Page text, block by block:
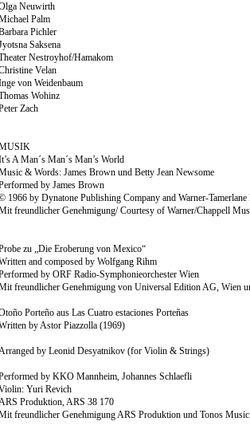
Neuwirth
Palm
Pichler
Saksena
Nestroyhof/Hamakom
Velan
von Weidenbaum
Wohinz
Zach
A Man´s Man´s Man’s World
& Words: James Brown und Betty Jean Newsome
by James Brown
1966 by Dynatone Publishing Company and Warner-
freundlicher Genehmigung/ Courtesy of Warner/Chappell
zu „Die Eroberung von Mexico“
and composed by Wolfgang Rihm
by ORF Radio-Symphonieorchester Wien
freundlicher Genehmigung von Universal Edition AG, Wien
Porteño aus Las Cuatro estaciones Porteñas
by Astor Piazzolla (1969)
by Leonid Desyatnikov (for Violin & Strings)
by KKO Mannheim, Johannes Schlaefli
Yuri Revich
Produktion, ARS 38 170
freundlicher Genehmigung ARS Produktion und Tonos